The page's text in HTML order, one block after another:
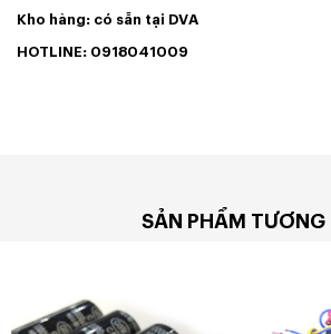
Kho hàng: có sẵn tại DVA
HOTLINE: 0918041009
SẢN PHẨM TƯƠNG